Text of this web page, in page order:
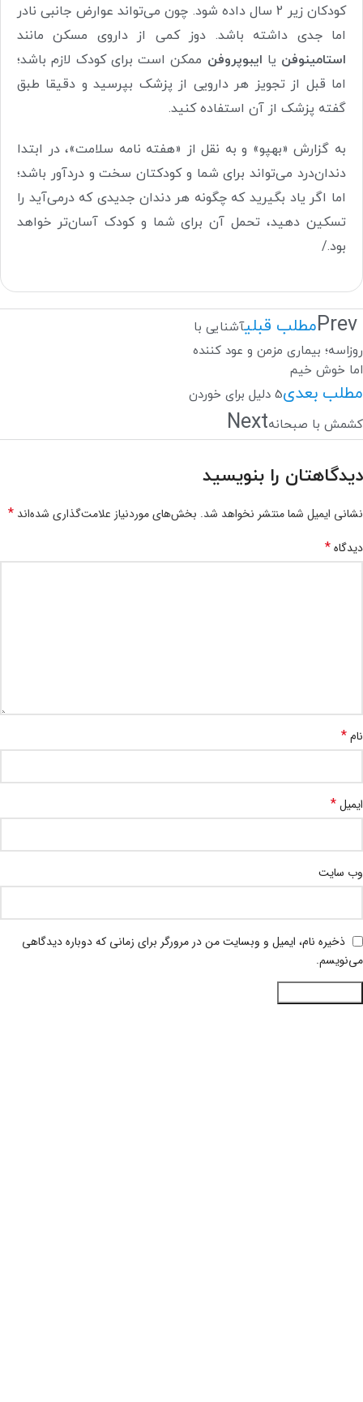
کودکان زیر 2 سال داده شود. چون می‌تواند عوارض جانبی نادر
اما جدی داشته باشد. دوز کمی از داروی مسکن مانند
استامینوفن یا ایبوپروفن ممکن است برای کودک لازم باشد؛
اما قبل از تجویز هر دارویی از پزشک بپرسید و دقیقا طبق
گفته پزشک از آن استفاده کنید.
به گزارش «بهپو» و به نقل از «هفته نامه سلامت»، در ابتدا
دندان‌درد می‌تواند برای شما و کودکتان سخت و دردآور باشد؛
اما اگر یاد بگیرید که چگونه هر دندان جدیدی که درمی‌آید را
تسکین دهید، تحمل آن برای شما و کودک آسان‌تر خواهد
بود./
Prevمطلب قبلیآشنایی با
روزاسه؛ بیماری مزمن و عود کننده
اما خوش خیم
مطلب بعدی
5 دلیل برای خوردن
کشمش با صبحانهNext
دیدگاهتان را بنویسید
نشانی ایمیل شما منتشر نخواهد شد. بخش‌های موردنیاز علامت‌گذاری شده‌اند *
دیدگاه*
نام*
ایمیل*
وب‌ سایت
ذخیره نام، ایمیل و وبسایت من در مرورگر برای زمانی که دوباره دیدگاهی
می‌نویسم.